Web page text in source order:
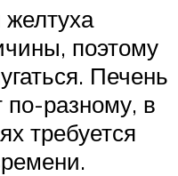
желтуха
поэтому
Печень
по-разному, в
требуется